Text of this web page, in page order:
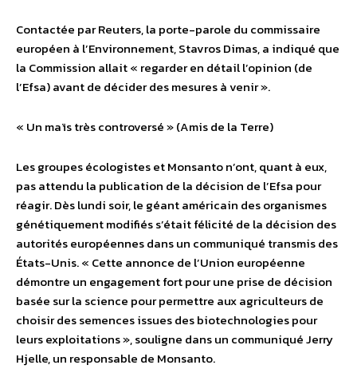
Contactée par Reuters, la porte-parole du commissaire
européen à l’Environnement, Stavros Dimas, a indiqué que
la Commission allait « regarder en détail l’opinion (de
l’Efsa) avant de décider des mesures à venir ».
« Un maïs très controversé » (Amis de la Terre)
Les groupes écologistes et Monsanto n’ont, quant à eux,
pas attendu la publication de la décision de l’Efsa pour
réagir. Dès lundi soir, le géant américain des organismes
génétiquement modifiés s’était félicité de la décision des
autorités européennes dans un communiqué transmis des
États-Unis. « Cette annonce de l’Union européenne
démontre un engagement fort pour une prise de décision
basée sur la science pour permettre aux agriculteurs de
choisir des semences issues des biotechnologies pour
leurs exploitations », souligne dans un communiqué Jerry
Hjelle, un responsable de Monsanto.